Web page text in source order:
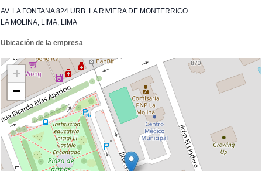
AV. LA FONTANA 824 URB. LA RIVIERA DE MONTERRICO
LA MOLINA, LIMA, LIMA
Ubicación de la empresa
+
−